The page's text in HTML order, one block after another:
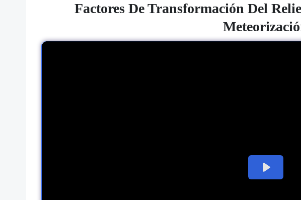
Factores De Transformación Del